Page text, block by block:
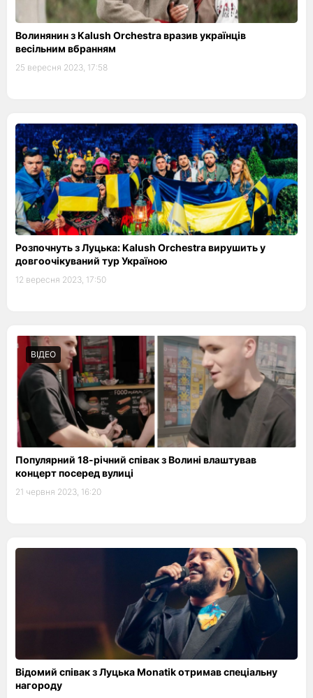
Волинянин з Kalush Orchestra вразив українців
весільним вбранням
25 вересня 2023, 17:58
Розпочнуть з Луцька: Kalush Orchestra вирушить у
довгоочікуваний тур Україною
12 вересня 2023, 17:50
ВІДЕО
Популярний 18-річний співак з Волині влаштував
концерт посеред вулиці
21 червня 2023, 16:20
Відомий співак з Луцька Monatik отримав спеціальну
нагороду